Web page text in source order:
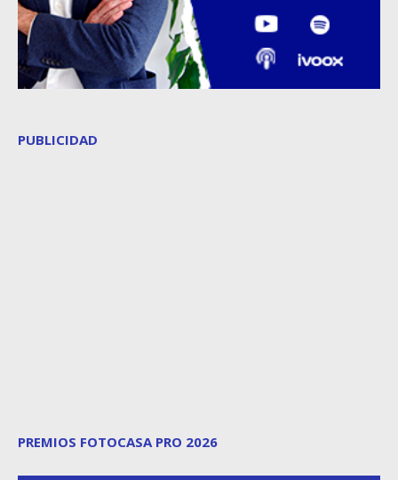
PUBLICIDAD
PREMIOS FOTOCASA PRO 2026